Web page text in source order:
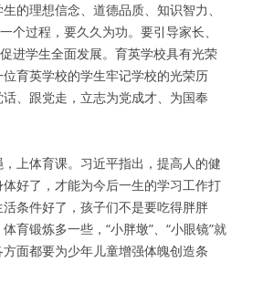
的理想信念、道德品质、知识智力、
个过程，要久久为功。要引导家长、
进学生全面发展。育英学校具有光荣
育英学校的学生牢记学校的光荣历
、跟党走，立志为党成才、为国奉
上体育课。习近平指出，提高人的健
好了，才能为今后一生的学习工作打
条件好了，孩子们不是要吃得胖胖
育锻炼多一些，“小胖墩”、“小眼镜”就
面都要为少年儿童增强体魄创造条